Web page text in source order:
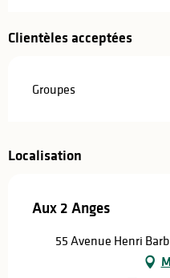
Clientèles acceptées
Groupes
Localisation
Aux 2 Anges
55 Avenue Henri